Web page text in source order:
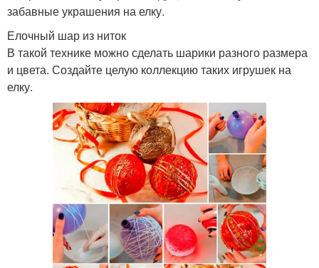
забавные украшения на елку.
Елочный шар из ниток
В такой технике можно сделать шарики разного размера
и цвета. Создайте целую коллекцию таких игрушек на
елку.